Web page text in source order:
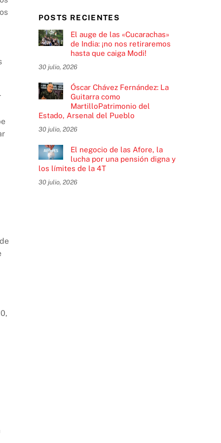
POSTS RECIENTES
El auge de las «Cucarachas»
de India: ¡no nos retiraremos
hasta que caiga Modi!
30 julio, 2026
Óscar Chávez Fernández: La
Guitarra como
MartilloPatrimonio del
Estado, Arsenal del Pueblo
30 julio, 2026
El negocio de las Afore, la
lucha por una pensión digna y
los límites de la 4T
30 julio, 2026